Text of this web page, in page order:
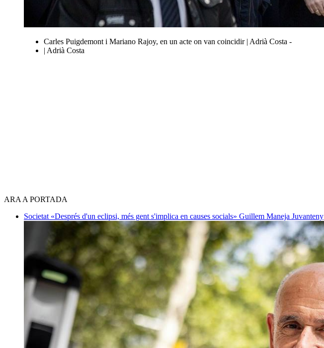
Carles Puigdemont i Mariano Rajoy, en un acte on van coincidir | Adrià Costa -
| Adrià Costa
ARA A PORTADA
Societat «Després d'un eclipsi, més gent s'implica en causes socials» Guillem Maneja Juvanteny